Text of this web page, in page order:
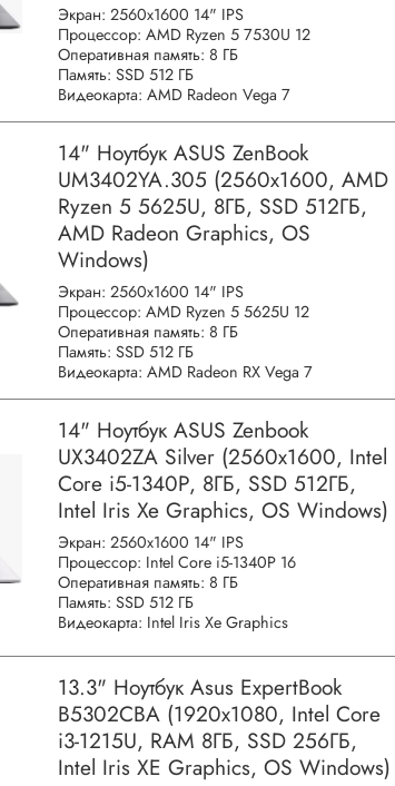
Экран: 2560x1600 14" IPS
Процессор: AMD Ryzen 5 7530U 12
Оперативная память: 8 ГБ
Память: SSD 512 ГБ
Видеокарта: AMD Radeon Vega 7
14" Ноутбук ASUS ZenBook
UM3402YA.305 (2560x1600, AMD
Ryzen 5 5625U, 8ГБ, SSD 512ГБ,
AMD Radeon Graphics, OS
Windows)
Экран: 2560x1600 14" IPS
Процессор: AMD Ryzen 5 5625U 12
Оперативная память: 8 ГБ
Память: SSD 512 ГБ
Видеокарта: AMD Radeon RX Vega 7
14" Ноутбук ASUS Zenbook
UX3402ZA Silver (2560x1600, Intel
Core i5-1340P, 8ГБ, SSD 512ГБ,
Intel Iris Xe Graphics, OS Windows)
Экран: 2560x1600 14" IPS
Процессор: Intel Core i5-1340P 16
Оперативная память: 8 ГБ
Память: SSD 512 ГБ
Видеокарта: Intel Iris Xe Graphics
13.3" Ноутбук Asus ExpertBook
B5302CBA (1920x1080, Intel Core
i3-1215U, RAM 8ГБ, SSD 256ГБ,
Intel Iris XE Graphics, OS Windows)